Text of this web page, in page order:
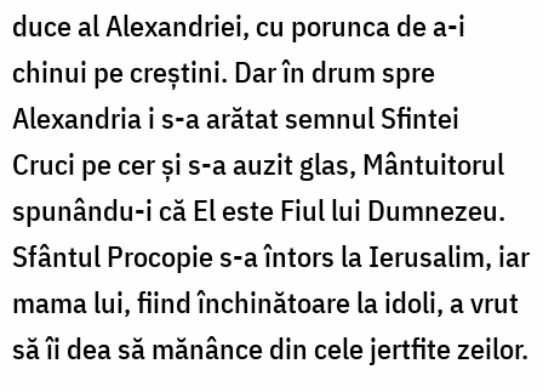
duce al Alexandriei, cu porunca de a-i
chinui pe creștini. Dar în drum spre
Alexandria i s-a arătat semnul Sfintei
Cruci pe cer și s-a auzit glas, Mântuitorul
spunându-i că El este Fiul lui Dumnezeu.
Sfântul Procopie s-a întors la Ierusalim, iar
mama lui, fiind închinătoare la idoli, a vrut
să îi dea să mănânce din cele jertfite zeilor.